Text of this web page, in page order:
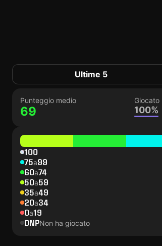
Ultime 5
Punteggio medio
69
Giocato
100%
100
75a99
60a74
50a59
35a49
20a34
0a19
DNPNon ha giocato